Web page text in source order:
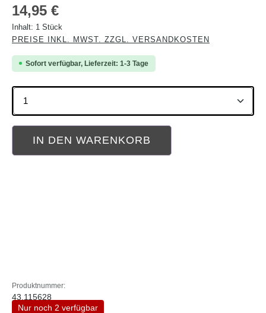
Regulärer Preis:
14,95 €
Inhalt: 1 Stück
PREISE INKL. MWST. ZZGL. VERSANDKOSTEN
Sofort verfügbar, Lieferzeit: 1-3 Tage
Produkt Anzahl: Gib den gewünschten Wert ein
IN DEN WARENKORB
Produktnummer:
43.115628
Nur noch 2 verfügbar